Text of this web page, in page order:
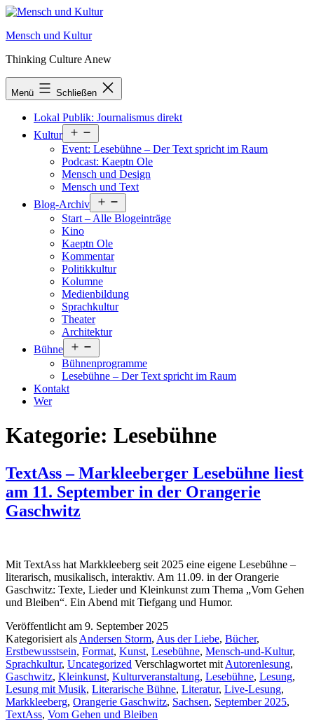
Zum
springen
Mensch und Kultur
Thinking Culture Anew
Menü Schließen
Lokal Publik: Journalismus direkt
Kultur
öffnen
Event: Lesebühne – Der Text spricht im Raum
Podcast: Kaeptn Ole
Mensch und Design
Mensch und Text
Blog-Archiv
öffnen
Start – Alle Blogeinträge
Kino
Kaeptn Ole
Kommentar
Politikkultur
Kolumne
Medienbildung
Sprachkultur
Theater
Architektur
Bühne
öffnen
Bühnenprogramme
Lesebühne – Der Text spricht im Raum
Kontakt
Wer
Kategorie: Lesebühne
TextAss – Markleeberger Lesebühne liest
am 11. September in der Orangerie
Gaschwitz
Mit TextAss hat Markkleeberg seit 2025 eine eigene Lesebühne –
literarisch, musikalisch, interaktiv. Am 11.09. in der Orangerie
Gaschwitz: Texte, Lieder und Kleinkunst zum Thema „Vom Gehen
und Bleiben“. Ein Abend mit Tiefgang und Humor.
Veröffentlicht am 9. September 2025
Kategorisiert als Andersen Storm, Aus der Liebe, Bücher,
Erstbewusstsein, Format, Kunst, Lesebühne, Mensch-und-Kultur,
Sprachkultur, Uncategorized Verschlagwortet mit Autorenlesung,
Gaschwitz, Kleinkunst, Kulturveranstaltung, Lesebühne, Lesung,
Lesung mit Musik, Literarische Bühne, Literatur, Live-Lesung,
Markkleeberg, Orangerie Gaschwitz, Sachsen, September 2025,
TextAss, Vom Gehen und Bleiben